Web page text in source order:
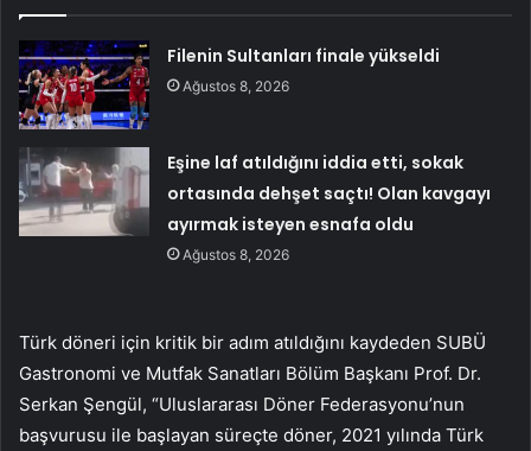
Filenin Sultanları finale yükseldi
Ağustos 8, 2026
Eşine laf atıldığını iddia etti, sokak
ortasında dehşet saçtı! Olan kavgayı
ayırmak isteyen esnafa oldu
Ağustos 8, 2026
Türk döneri için kritik bir adım atıldığını kaydeden SUBÜ
Gastronomi ve Mutfak Sanatları Bölüm Başkanı Prof. Dr.
Serkan Şengül, “Uluslararası Döner Federasyonu’nun
başvurusu ile başlayan süreçte döner, 2021 yılında Türk